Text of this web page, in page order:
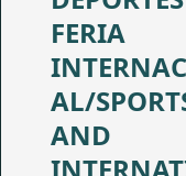
FERIA
AL/
AND